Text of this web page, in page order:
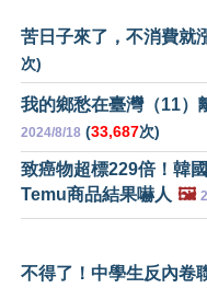
苦日子來了，不消費就
次)
我的鄉愁在臺灣（11）
2024/8/18 (33,687次)
致癌物超標229倍！韓
Temu商品結果嚇人 🖼️
不得了！中學生反內卷